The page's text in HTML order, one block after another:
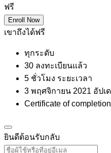
ฟรี
Enroll Now
เขาถึงได้ฟรี
ทุกระดับ
30 ลงทะเบียนแล้ว
5 ชั่วโมง ระยะเวลา
3 พฤศจิกายน 2021 อัปเ
Certificate of completion
ยินดีต้อนรับกลับ